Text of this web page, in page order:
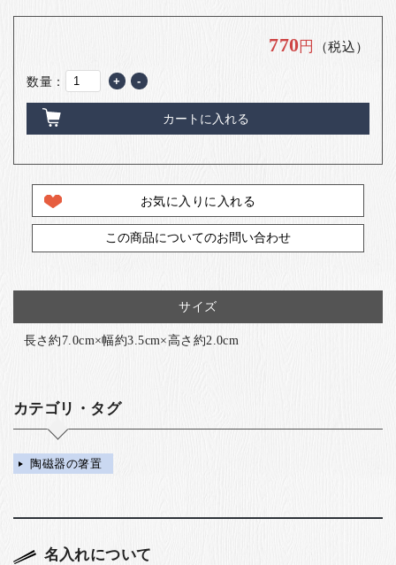
770円 （税込）
数量： + -
カートに入れる
お気に入りに入れる
この商品についてのお問い合わせ
サイズ
長さ約7.0cm×幅約3.5cm×高さ約2.0cm
カテゴリ・タグ
陶磁器の箸置
名入れについて